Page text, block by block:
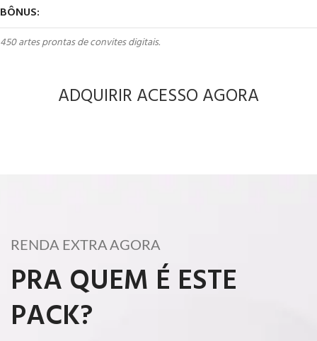
BÔNUS:
450 artes prontas de convites digitais.
ADQUIRIR ACESSO AGORA
RENDA EXTRA AGORA
PRA QUEM É ESTE
PACK?